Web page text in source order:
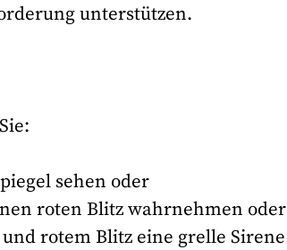
unterstützen.
sehen oder
roten Blitz wahrnehmen oder
rotem Blitz eine grelle Sirene